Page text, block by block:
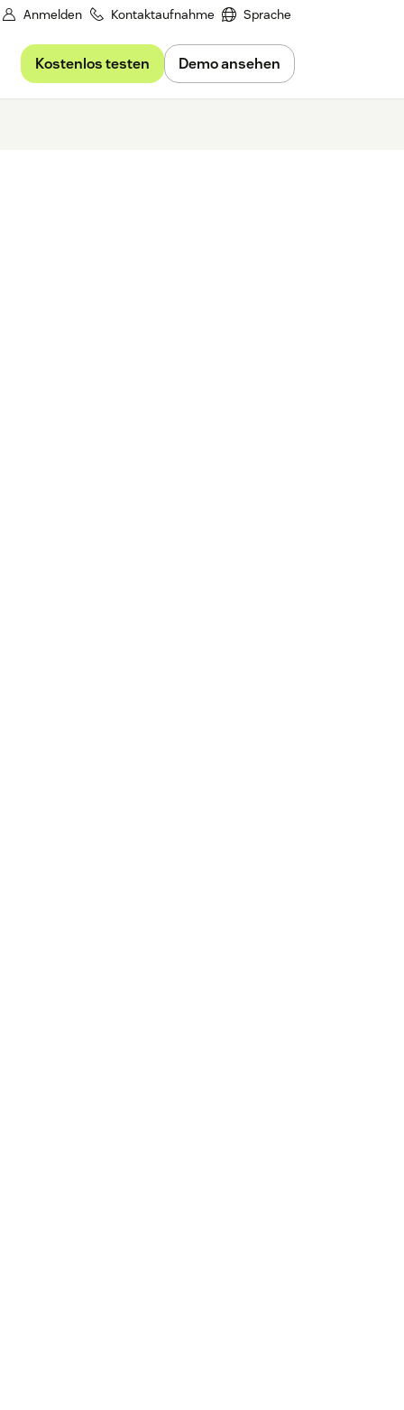
Anmelden Kontaktaufnahme Sprache
Kostenlos testen Demo ansehen